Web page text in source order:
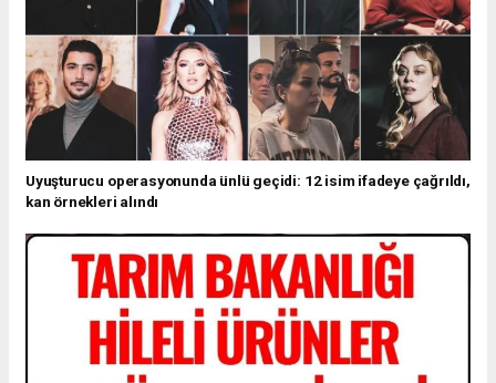
Uyuşturucu operasyonunda ünlü geçidi: 12 isim ifadeye çağrıldı,
kan örnekleri alındı